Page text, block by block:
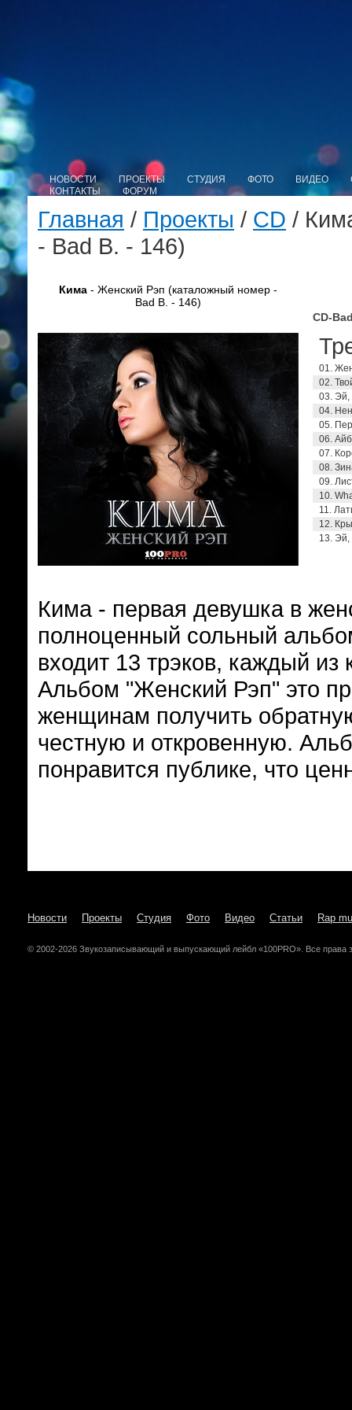
НОВОСТИ ПРОЕКТЫ СТУДИЯ ФОТО ВИДЕО
КОНТАКТЫ
ФОРУМ
Главная / Проекты / CD /
- Bad B. - 146)
Кима - Женский Рэп (каталожный номер -
Bad B. - 146)
CD-
01.
02.
03. Эй,
04.
05.
06.
07.
08.
09.
10.
11.
12.
13. Эй,
Кима - первая девушка в
полноценный сольный
входит 13 трэков, каждый
Альбом "Женский Рэп" это
женщинам получить
честную и откровенную.
понравится публике, что
Новости Проекты Студия Фото Видео Статьи Rap
© 2002-2026 Звукозаписывающий и выпускающий лейбл «100PRO». Все